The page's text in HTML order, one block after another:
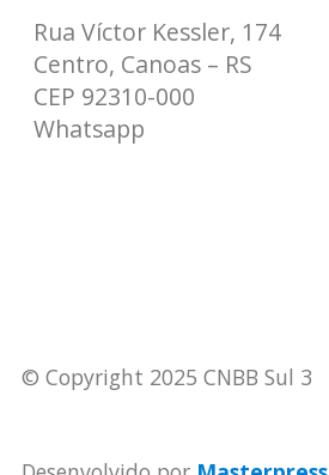
Rua Víctor Kessler, 174
Centro, Canoas – RS
CEP 92310-000
Whatsapp
© Copyright 2025 CNBB Sul 3